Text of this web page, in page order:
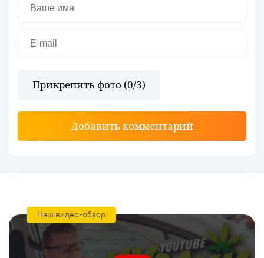
Прикрепить фото (0/3)
Добавить комментарий
Наш видео-обзор